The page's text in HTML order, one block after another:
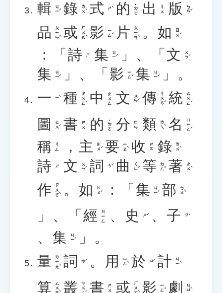
輯 ㄐㄧˊ 錄 ㄌㄨˋ 式 ㄕˋ 的 ˙ㄉㄜ 出 ㄔㄨ 版 ㄅㄢˇ
品 ㄆㄧㄣˇ 或 ㄏㄨㄛˋ 影 ㄧㄥˇ 片 ㄆㄧㄢˋ 。 如 ㄖㄨˊ
：「 詩 ㄕ 集 ㄐㄧˊ 」、「 文 ㄨㄣˊ
集 ㄐㄧˊ 」、「 影 ㄧㄥˇ 集 ㄐㄧˊ
」。
一
ㄧˋ 種 ㄓㄨㄥˇ 中 ㄓㄨㄥ 文 ㄨㄣˊ 傳 ㄔㄨㄢˊ 統 ㄊㄨㄥˇ
圖 ㄊㄨˊ 書 ㄕㄨ 的 ˙ㄉㄜ 分 ㄈㄣ 類 ㄌㄟˋ 名 ㄇㄧㄥˊ
稱 ㄔㄥ ， 主 ㄓㄨˇ 要 ㄧㄠˋ 收 ㄕㄡ 錄 ㄌㄨˋ
詩 ㄕ 文 ㄨㄣˊ 詞 ㄘˊ 曲 ㄑㄩˇ 等 ㄉㄥˇ 著 ㄓㄨˋ
作 ㄗㄨㄛˋ 。 如 ㄖㄨˊ ：「 集 ㄐㄧˊ 部 ㄅㄨˋ
」、「 經 ㄐㄧㄥ 、 史 ㄕˇ 、 子 ㄗˇ
、 集 ㄐㄧˊ
」。
量 ㄌㄧㄤˋ 詞 ㄘˊ 。 用 ㄩㄥˋ 於 ㄩˊ 計 ㄐㄧˋ
算 ㄙㄨㄢˋ 叢 ㄘㄨㄥˊ 書 ㄕㄨ 或 ㄏㄨㄛˋ 影 ㄧㄥˇ 劇 ㄐㄩˋ